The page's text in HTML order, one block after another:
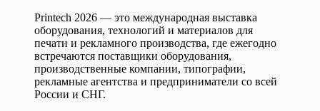
Printech 2026 — это международная выставка
оборудования, технологий и материалов для
печати и рекламного производства, где ежегодно
встречаются поставщики оборудования,
производственные компании, типографии,
рекламные агентства и предприниматели со всей
России и СНГ.